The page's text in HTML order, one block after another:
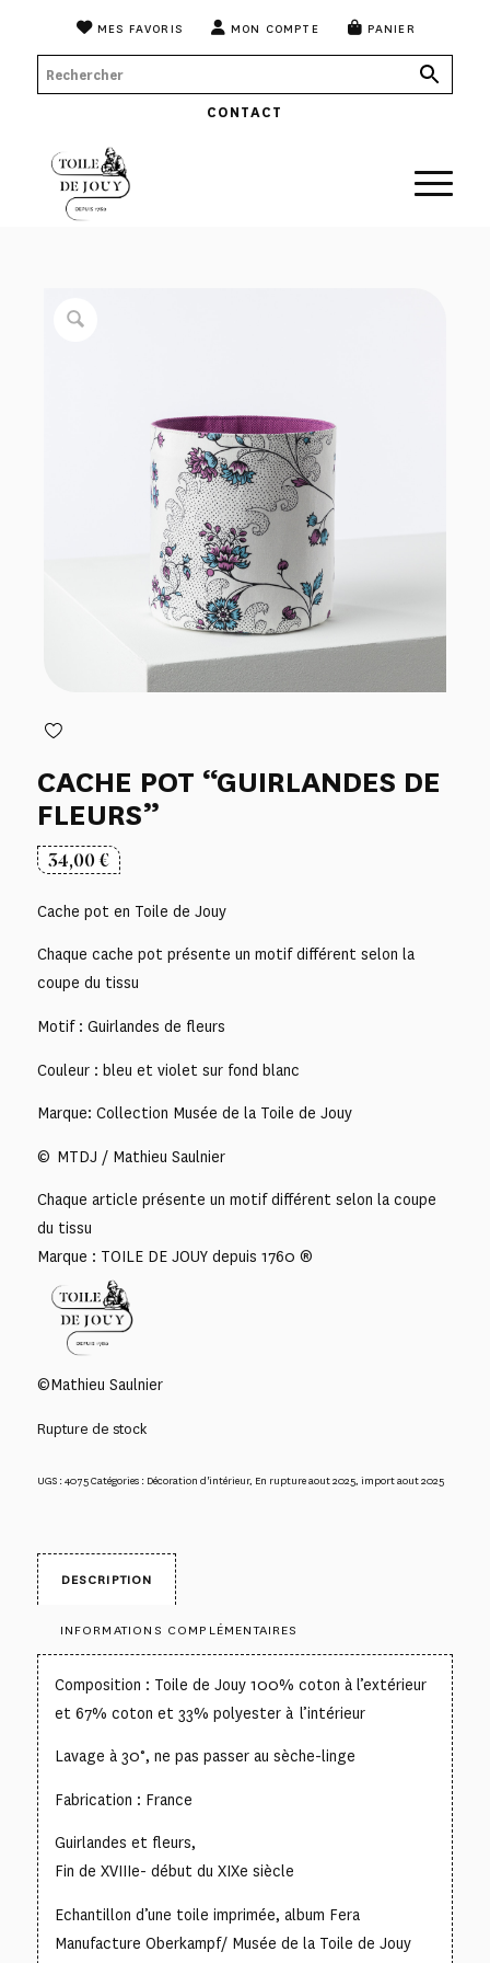
MES FAVORIS MON COMPTE PANIER
CONTACT
CACHE POT “GUIRLANDES DE
FLEURS”
34,00€
Cache pot en Toile de Jouy
Chaque cache pot présente un motif différent selon la
coupe du tissu
Motif : Guirlandes de fleurs
Couleur : bleu et violet sur fond blanc
Marque: Collection Musée de la Toile de Jouy
© MTDJ / Mathieu Saulnier
Chaque article présente un motif différent selon la coupe
du tissu
Marque : TOILE DE JOUY depuis 1760 ®
©Mathieu Saulnier
Rupture de stock
UGS :4075Catégories : Décoration d'intérieur, En rupture aout 2025, import aout 2025
DESCRIPTION
INFORMATIONS COMPLÉMENTAIRES
Composition : Toile de Jouy 100% coton à l’extérieur
et 67% coton et 33% polyester à l’intérieur
Lavage à 30°, ne pas passer au sèche-linge
Fabrication : France
Guirlandes et fleurs,
Fin de XVIIIe- début du XIXe siècle
Echantillon d’une toile imprimée, album Fera
Manufacture Oberkampf/ Musée de la Toile de Jouy